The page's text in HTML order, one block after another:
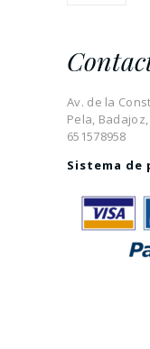
Av. de la
Pela,
651578958
Sistema de